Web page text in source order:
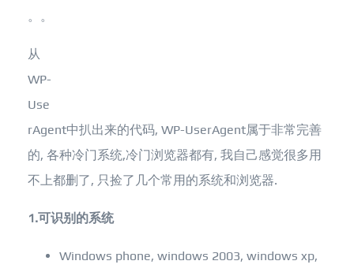
。。
从
WP-
Use
rAgent中扒出来的代码, WP-UserAgent属于非常完善
的, 各种冷门系统,冷门浏览器都有, 我自己感觉很多用
不上都删了, 只捡了几个常用的系统和浏览器.
1.可识别的系统
Windows phone, windows 2003, windows xp,